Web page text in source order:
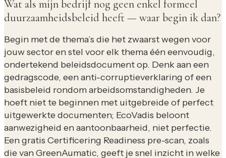
Wat als mijn bedrijf nog geen enkel formeel
duurzaamheidsbeleid heeft — waar begin ik dan?
Begin met de thema’s die het zwaarst wegen voor
jouw sector en stel voor elk thema één eenvoudig,
ondertekend beleidsdocument op. Denk aan een
gedragscode, een anti-corruptieverklaring of een
basisbeleid rondom arbeidsomstandigheden. Je
hoeft niet te beginnen met uitgebreide of perfect
uitgewerkte documenten; EcoVadis beloont
aanwezigheid en aantoonbaarheid, niet perfectie.
Een gratis Certificering Readiness pre-scan, zoals
die van GreenAumatic, geeft je snel inzicht in welke